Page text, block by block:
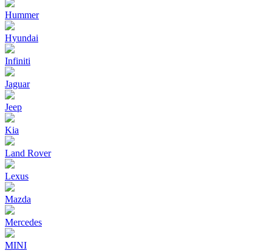
Hummer
Hyundai
Infiniti
Jaguar
Jeep
Kia
Land Rover
Lexus
Mazda
Mercedes
MINI